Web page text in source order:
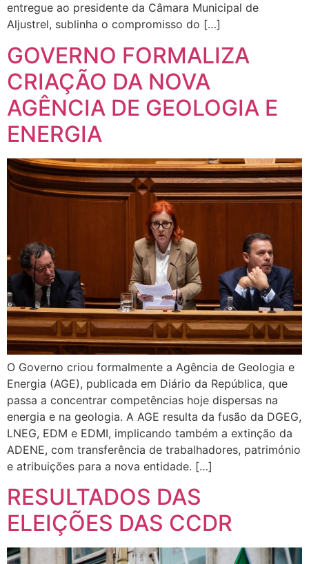
entregue ao presidente da Câmara Municipal de
Aljustrel, sublinha o compromisso do […]
GOVERNO FORMALIZA
CRIAÇÃO DA NOVA
AGÊNCIA DE GEOLOGIA E
ENERGIA
O Governo criou formalmente a Agência de Geologia e
Energia (AGE), publicada em Diário da República, que
passa a concentrar competências hoje dispersas na
energia e na geologia. A AGE resulta da fusão da DGEG,
LNEG, EDM e EDMI, implicando também a extinção da
ADENE, com transferência de trabalhadores, património
e atribuições para a nova entidade. […]
RESULTADOS DAS
ELEIÇÕES DAS CCDR